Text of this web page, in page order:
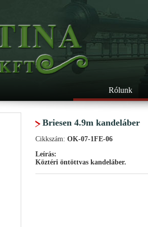
Rólunk
Briesen 4.9m kandeláber
Cikkszám: OK-07-1FE-06
Leírás:
Köztéri öntöttvas kandeláber.